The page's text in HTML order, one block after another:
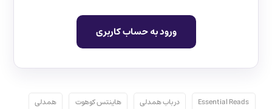
ورود به حساب کاربری
Essential Reads در باب همدلی هاینتس کوهوت همدلی